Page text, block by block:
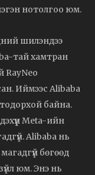
нотолгоо юм.
шилэндээ
тай хамтран
RayNeo
Иймээс Alibaba
тодорхой байна.
Meta-ийн
Alibaba нь
бөгөөд
юм. Энэ нь